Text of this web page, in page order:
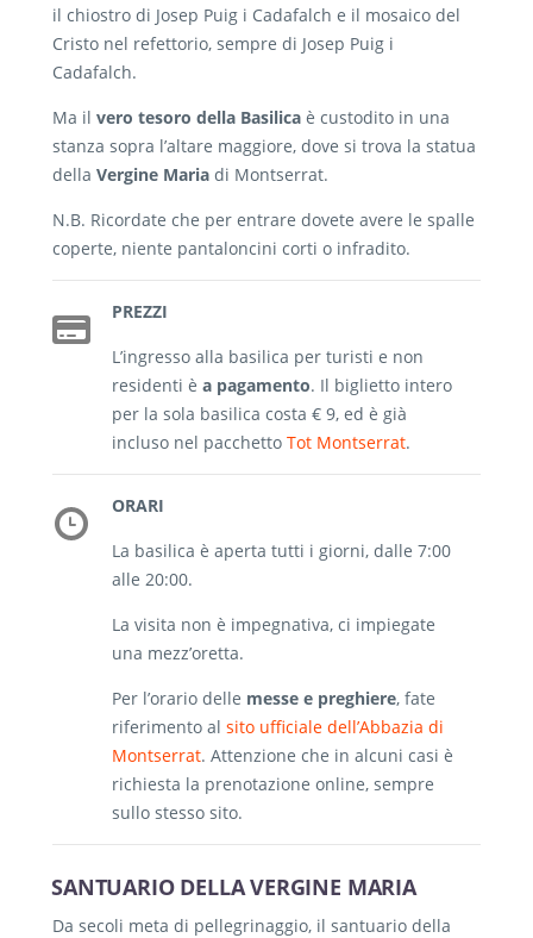
il chiostro di Josep Puig i Cadafalch e il mosaico del
Cristo nel refettorio, sempre di Josep Puig i
Cadafalch.
Ma il vero tesoro della Basilica è custodito in una
stanza sopra l’altare maggiore, dove si trova la statua
della Vergine Maria di Montserrat.
N.B. Ricordate che per entrare dovete avere le spalle
coperte, niente pantaloncini corti o infradito.
PREZZI
L’ingresso alla basilica per turisti e non
residenti è a pagamento. Il biglietto intero
per la sola basilica costa € 9, ed è già
incluso nel pacchetto Tot Montserrat.
ORARI
La basilica è aperta tutti i giorni, dalle 7:00
alle 20:00.
La visita non è impegnativa, ci impiegate
una mezz’oretta.
Per l’orario delle messe e preghiere, fate
riferimento al sito ufficiale dell’Abbazia di
Montserrat. Attenzione che in alcuni casi è
richiesta la prenotazione online, sempre
sullo stesso sito.
SANTUARIO DELLA VERGINE MARIA
Da secoli meta di pellegrinaggio, il santuario della